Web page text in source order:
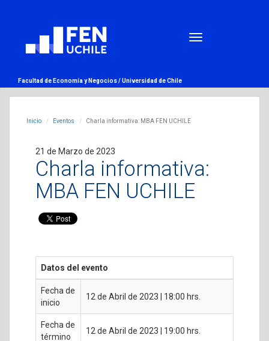
Facultad de Economía y Negocios /Universidad de Chile
Inicio Eventos Charla informativa: MBA FEN UCHILE
21 de Marzo de 2023
Charla informativa:
MBA FEN UCHILE
Datos del evento
Fecha de
inicio
12 de Abril de 2023 | 18:00 hrs.
Fecha de
término
12 de Abril de 2023 | 19:00 hrs.